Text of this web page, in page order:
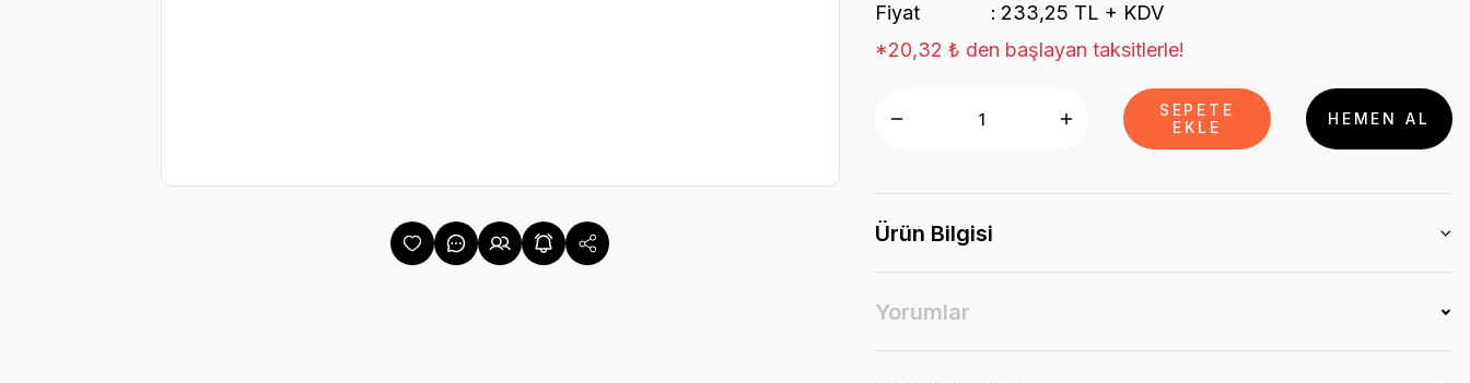
Fiyat
233,25 TL + KDV
*20,32 ₺ den başlayan taksitlerle!
SEPETE
EKLE
HEMEN AL
Ürün Bilgisi
Yorumlar